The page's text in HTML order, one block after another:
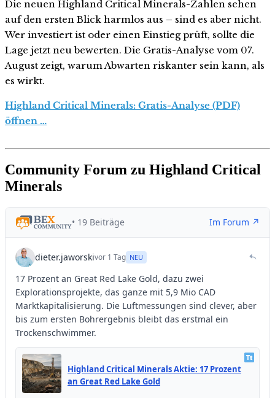
Die neuen Highland Critical Minerals-Zahlen sehen
auf den ersten Blick harmlos aus – sind es aber nicht.
Wer investiert ist oder einen Einstieg prüft, sollte die
Lage jetzt neu bewerten. Die Gratis-Analyse vom 07.
August zeigt, warum Abwarten riskanter sein kann, als
es wirkt.
Highland Critical Minerals: Gratis-Analyse (PDF)
öffnen …
Community Forum zu Highland Critical
Minerals